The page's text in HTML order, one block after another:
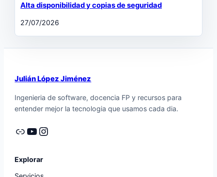
Alta disponibilidad y copias de seguridad
27/07/2026
Julián López Jiménez
Ingenieria de software, docencia FP y recursos para
entender mejor la tecnologia que usamos cada dia.
Enlace YouTube Instagram
Explorar